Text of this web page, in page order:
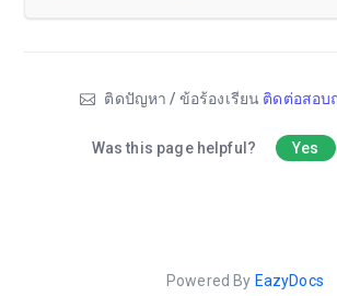
ติดปัญหา / ข้อร้องเรียน ติดต่อสอบ
Was this page helpful? Yes
Powered By EazyDocs